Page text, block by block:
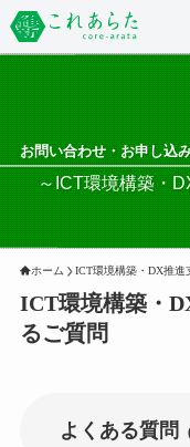
お問い合わせ・お申し込
～ICT環境構築・
ホーム ICT環境構築・DX推進
ICT環境構築・
るご質問
よくある質問